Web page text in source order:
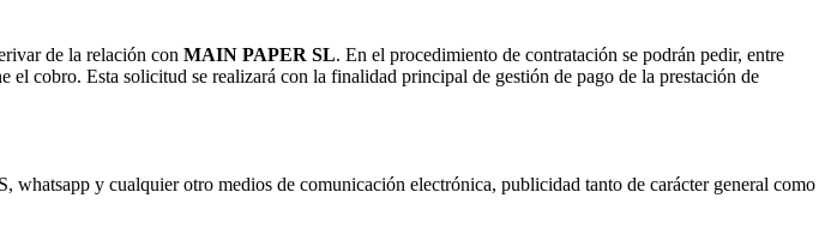
de la relación con MAIN PAPER SL. En el procedimiento de contratación se podrán pedir, entre
el cobro. Esta solicitud se realizará con la finalidad principal de gestión de pago de la prestación de
whatsapp y cualquier otro medios de comunicación electrónica, publicidad tanto de carácter general como